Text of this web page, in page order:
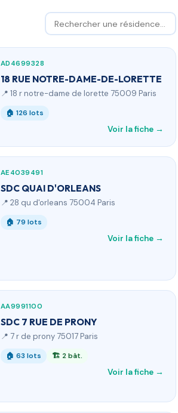
AD4699328
18 RUE NOTRE-DAME-DE-LORETTE
📍 18 r notre-dame de lorette 75009 Paris
🏠 126 lots
Voir la fiche →
AE4039491
SDC QUAI D'ORLEANS
📍 28 qu d'orleans 75004 Paris
🏠 79 lots
Voir la fiche →
AA9991100
SDC 7 RUE DE PRONY
📍 7 r de prony 75017 Paris
🏠 63 lots 🏗 2 bât.
Voir la fiche →